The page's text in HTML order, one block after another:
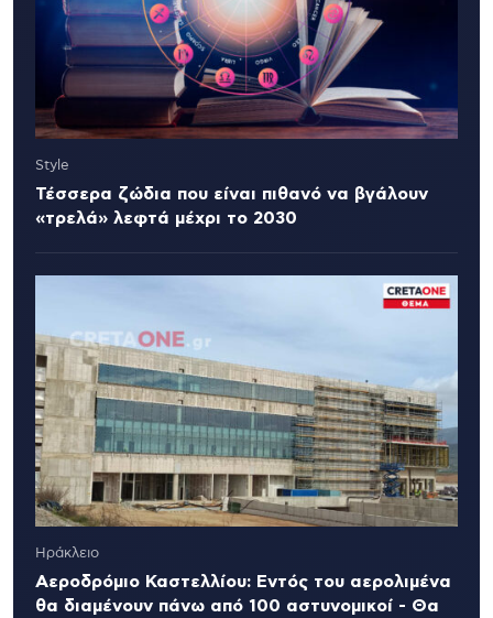
Style
Τέσσερα ζώδια που είναι πιθανό να βγάλουν
«τρελά» λεφτά μέχρι το 2030
Ηράκλειο
Αεροδρόμιο Καστελλίου: Εντός του αερολιμένα
θα διαμένουν πάνω από 100 αστυνομικοί - Θα